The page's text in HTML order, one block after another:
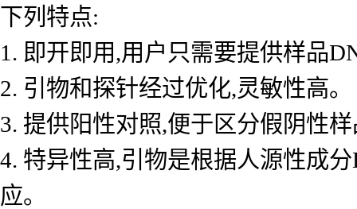
下列特点:
1. 即开即用,用户只需要提供样品
2. 引物和探针经过优化,灵敏性高。
3. 提供阳性对照,便于区分假阴性
4. 特异性高,引物是根据人源性成
应。